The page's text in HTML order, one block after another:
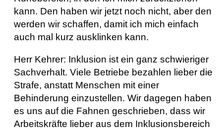
kann. Den haben wir jetzt noch nicht, aber den
werden wir schaffen, damit ich mich einfach
auch mal kurz ausklinken kann.
Herr Kehrer: Inklusion ist ein ganz schwieriger
Sachverhalt. Viele Betriebe bezahlen lieber die
Strafe, anstatt Menschen mit einer
Behinderung einzustellen. Wir dagegen haben
es uns auf die Fahnen geschrieben, dass wir
Arbeitskräfte lieber aus dem Inklusionsbereich